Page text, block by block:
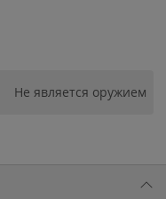
Не является оружием